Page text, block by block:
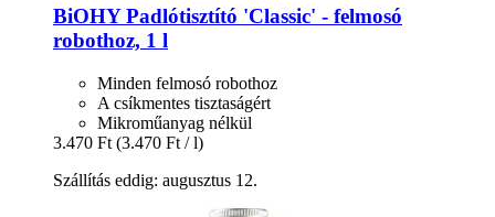
BiOHYPadlótisztító 'Classic' -​ felmosó
robothoz, 1 l
Minden felmosó robothoz
A csíkmentes tisztaságért
Mikroműanyag nélkül
3.470 Ft (3.470 Ft / l)
Szállítás eddig: augusztus 12.